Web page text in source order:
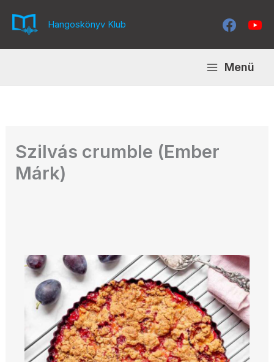
Hangoskönyv Klub
Menü
Szilvás crumble (Ember
Márk)